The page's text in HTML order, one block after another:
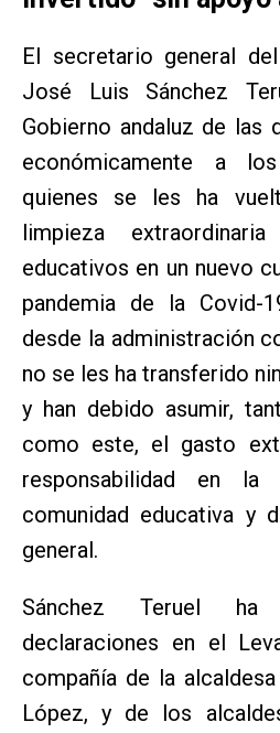
El secretario general
José Luis Sánchez
Gobierno andaluz de las
económicamente a
quienes se les ha
limpieza
educativos en un nuevo
pandemia de la
desde la administración
no se les ha transferido
y han debido asumir,
como este, el gasto
responsabilidad en
comunidad educativa y
general.
Sánchez Teruel ha
declaraciones en el
compañía de la
López, y de los